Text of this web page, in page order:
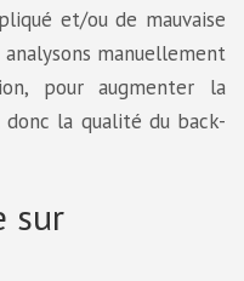
et/ou de mauvaise
analysons manuellement
pour augmenter la
la qualité du back-
sur